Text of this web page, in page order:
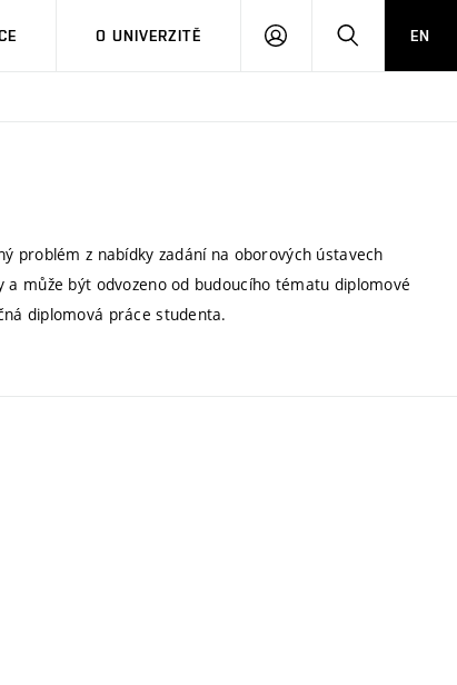
O UNIVERZITĚ
PŘIHLÁSIT HLEDATEN
problém z nabídky zadání na oborových ústavech
může být odvozeno od budoucího tématu diplomové
diplomová práce studenta.